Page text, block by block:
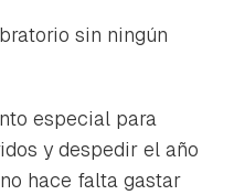
sin ningún
especial para
y despedir el año
hace falta gastar